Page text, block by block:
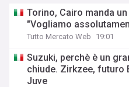
Torino, Cairo manda
"Vogliamo
Tutto Mercato Web 19:01
Suzuki, perchè è un
chiude. Zirkzee, futuro
Juve